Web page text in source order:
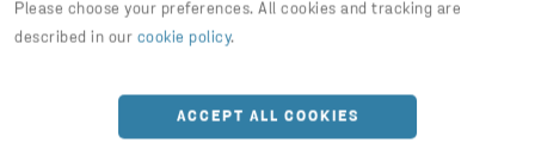
Please choose your preferences. All cookies and tracking are
described in our cookie policy.
ACCEPT ALL COOKIES
BEHOLDERE & PLASTBAKKER